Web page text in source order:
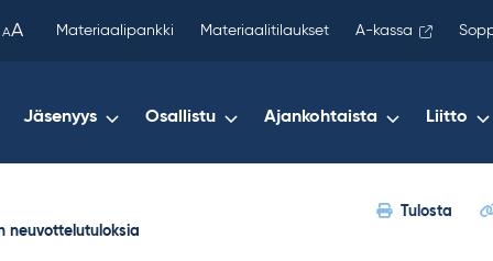
AA Materiaalipankki Materiaalitilaukset A-kassa
Jäsenyys Osallistu Ajankohtaista Liitto
neuvottelutuloksia
Tulosta
copied
your
clipboard.)